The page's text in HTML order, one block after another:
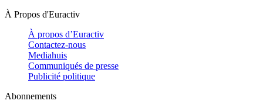
À Propos d'Euractiv
À propos d’Euractiv
Contactez-nous
Mediahuis
Communiqués de presse
Publicité politique
Abonnements